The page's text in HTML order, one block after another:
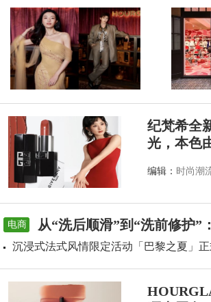
纪梵希全
光，本色
编辑： 时尚潮
电商 从“洗后顺滑”到“洗前修护”
沉浸式法式风情限定活动「巴黎之夏」